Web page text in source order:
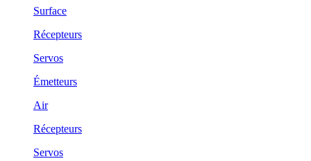
Surface
Récepteurs
Servos
Émetteurs
Air
Récepteurs
Servos